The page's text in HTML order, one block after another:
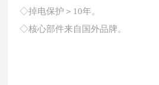
◇掉电保护＞10年。
◇核心部件来自国外品牌。